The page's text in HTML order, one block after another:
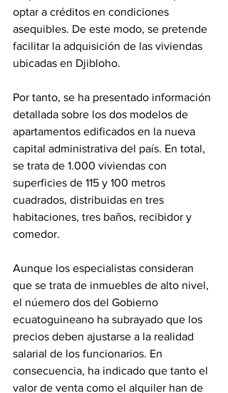
optar a créditos en condiciones
asequibles. De este modo, se pretende
facilitar la adquisición de las viviendas
ubicadas en Djibloho.
Por tanto, se ha presentado información
detallada sobre los dos modelos de
apartamentos edificados en la nueva
capital administrativa del país. En total,
se trata de 1.000 viviendas con
superficies de 115 y 100 metros
cuadrados, distribuidas en tres
habitaciones, tres baños, recibidor y
comedor.
Aunque los especialistas consideran
que se trata de inmuebles de alto nivel,
el núemero dos del Gobierno
ecuatoguineano ha subrayado que los
precios deben ajustarse a la realidad
salarial de los funcionarios. En
consecuencia, ha indicado que tanto el
valor de venta como el alquiler han de